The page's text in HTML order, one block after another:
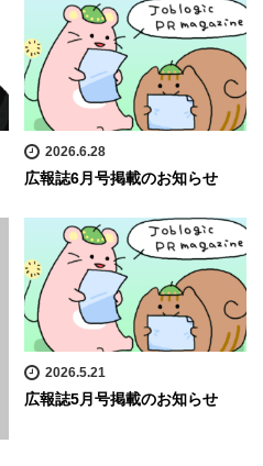
2026.6.28
広報誌6月号掲載のお知らせ
2026.5.21
広報誌5月号掲載のお知らせ